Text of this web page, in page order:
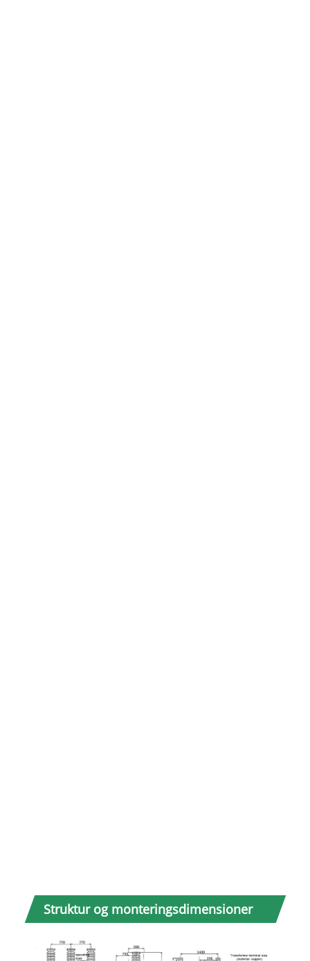
Struktur og monteringsdimensioner